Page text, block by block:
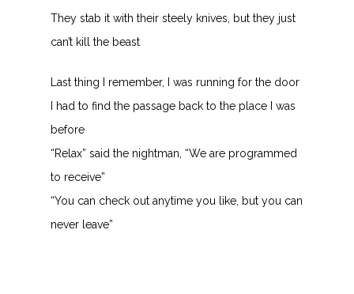
They stab it with their steely knives, but they just
can’t kill the beast
Last thing I remember, I was running for the door
I had to find the passage back to the place I was
before
“Relax” said the nightman, “We are programmed
to receive”
“You can check out anytime you like, but you can
never leave”